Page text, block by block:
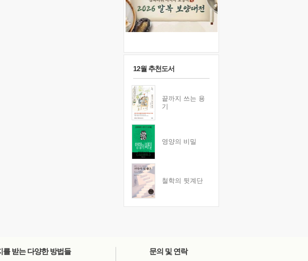
12월 추천도서
끝까지 쓰는 용
기
영양의 비밀
철학의 뒷계단
를 받는 다양한 방법들 문의 및 연락